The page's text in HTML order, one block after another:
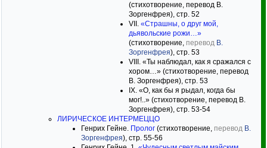
(стихотворение, перевод В.
Зоргенфрея), стр. 52
VII. «Страшны, о друг мой,
дьявольские рожи…»
(стихотворение, перевод В.
Зоргенфрея), стр. 53
VIII. «Ты наблюдал, как я сражался с
хором…» (стихотворение, перевод
В. Зоргенфрея), стр. 53
IX. «О, как бы я рыдал, когда бы
мог!..» (стихотворение, перевод В.
Зоргенфрея), стр. 53-54
ЛИРИЧЕСКОЕ ИНТЕРМЕЦЦО
Генрих Гейне. Пролог (стихотворение, перевод В.
Зоргенфрея), стр. 55-56